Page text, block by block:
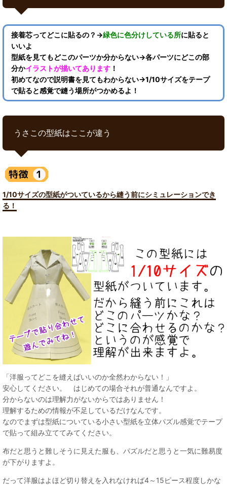
接着芯ってどこに貼るの？→緑色に色分けしている所に貼ると
いいよ
型紙を見てもどこのパーツか分からない→各パーツにどこの部
分かイラストが描いてあります ！
初めてなので説明書を見てもわからない→1/10サイズをテープ
で貼ると感覚で縫う場所がつかめるよ！
うさこの型紙はここが違う
1/10サイズの型紙がついているから縫う前にシミュレーションでき
る！
「洋服ってどこを縫えばいいのか全然わからない！」
安心してください。 はじめての場合それが普通なんですよ。
分からないのは理解力がないからではありません！
理解するための情報が不足しているだけなんです。
なのでまずは型紙についている小さい型紙を立体パズル感覚でテープ
で貼って組み立ててみてください。
布だと思うと難しそうに見えた服も、パズルだと思うと一気に難易度
が下がりますよ。
だって洋服はよほど切り替えを入れなければ4～15ピース程度しかな